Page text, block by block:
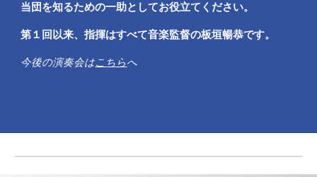
当団を知るための一助としてお役立てください。
第１回以来、指揮はすべて音楽監督の板垣暢恭です。
今後の演奏会はこちらへ